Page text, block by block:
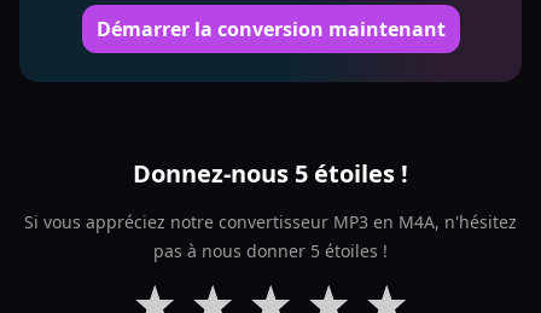
Démarrer la conversion maintenant
Donnez-nous 5 étoiles !
Si vous appréciez notre convertisseur MP3 en M4A, n'hésitez
pas à nous donner 5 étoiles !